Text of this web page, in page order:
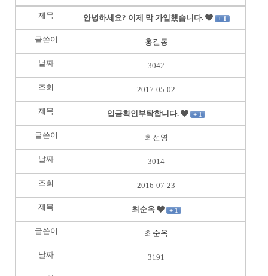
안녕하세요? 이제 막 가입했습니다. + 1
홍길동
3042
2017-05-02
입금확인부탁합니다. + 1
최선영
3014
2016-07-23
최순옥 + 1
최순옥
3191